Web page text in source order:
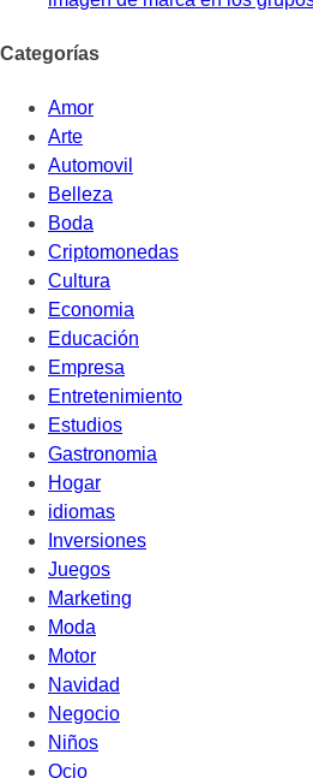
Categorías
Amor
Arte
Automovil
Belleza
Boda
Criptomonedas
Cultura
Economia
Educación
Empresa
Entretenimiento
Estudios
Gastronomia
Hogar
idiomas
Inversiones
Juegos
Marketing
Moda
Motor
Navidad
Negocio
Niños
Ocio